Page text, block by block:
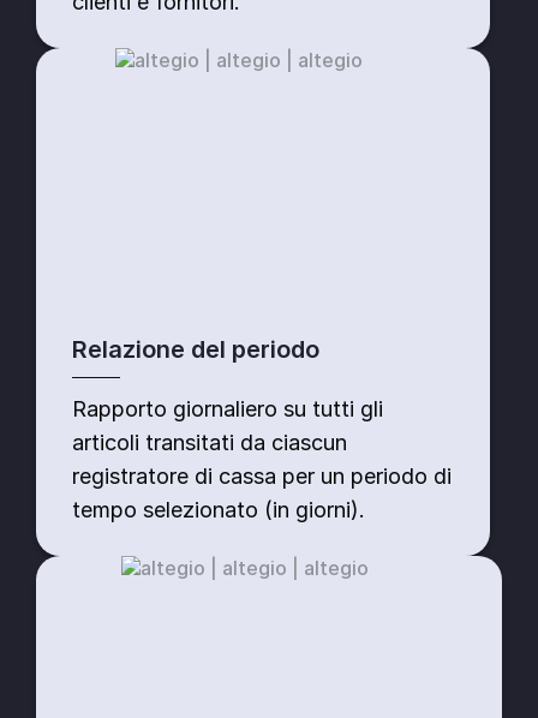
Relazione del periodo
Rapporto giornaliero su tutti gli
articoli transitati da ciascun
registratore di cassa per un periodo di
tempo selezionato (in giorni).